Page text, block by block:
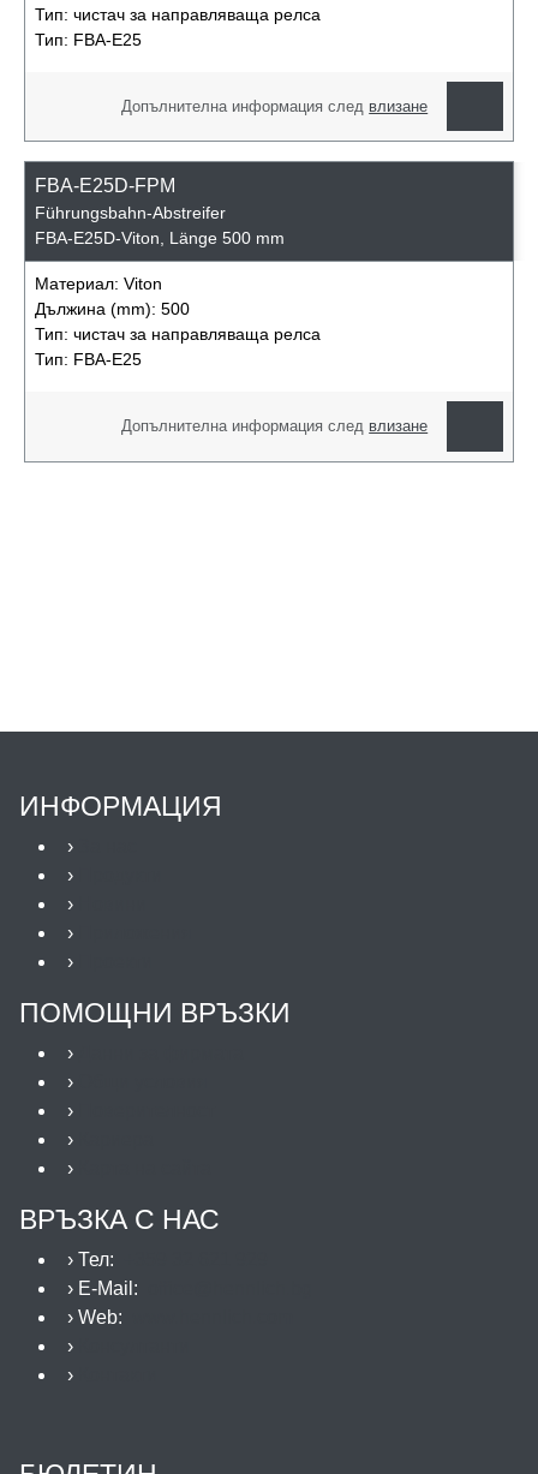
Тип: чистач за направляваща релса
Тип: FBA-E25
Допълнителна информация след влизане
FBA-E25D-FPM
Führungsbahn-Abstreifer
FBA-E25D-Viton, Länge 500 mm
Материал: Viton
Дължина (mm): 500
Тип: чистач за направляваща релса
Тип: FBA-E25
Допълнителна информация след влизане
ИНФОРМАЦИЯ
›
›
›
›
›
ПОМОЩНИ ВРЪЗКИ
›
›
›
›
›
ВРЪЗКА С НАС
› Тел:
› E-Mail:
› Web:
›
›